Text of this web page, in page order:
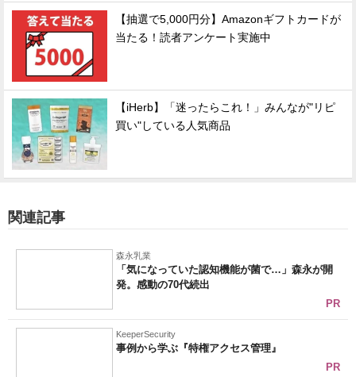
【抽選で5,000円分】Amazonギフトカードが
当たる！読者アンケート実施中
【iHerb】「迷ったらこれ！」みんなが"リピ
買い"している人気商品
関連記事
森永乳業
「気になっていた認知機能が菌で…」森永が開
発。感動の70代続出
PR
KeeperSecurity
事例から学ぶ『特権アクセス管理』
PR